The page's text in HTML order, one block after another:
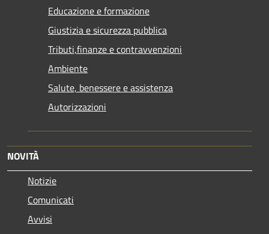
Educazione e formazione
Giustizia e sicurezza pubblica
Tributi,finanze e contravvenzioni
Ambiente
Salute, benessere e assistenza
Autorizzazioni
NOVITÀ
Notizie
Comunicati
Avvisi